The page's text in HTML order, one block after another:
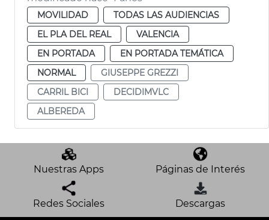
MOVILIDAD
TODAS LAS AUDIENCIAS
EL PLA DEL REAL
VALENCIA
EN PORTADA
EN PORTADA TEMÁTICA
NORMAL
GIUSEPPE GREZZI
CARRIL BICI
DECIDIMVLC
ALBEREDA
Nuestras Apps Páginas de Interés
Redes Sociales Descargas